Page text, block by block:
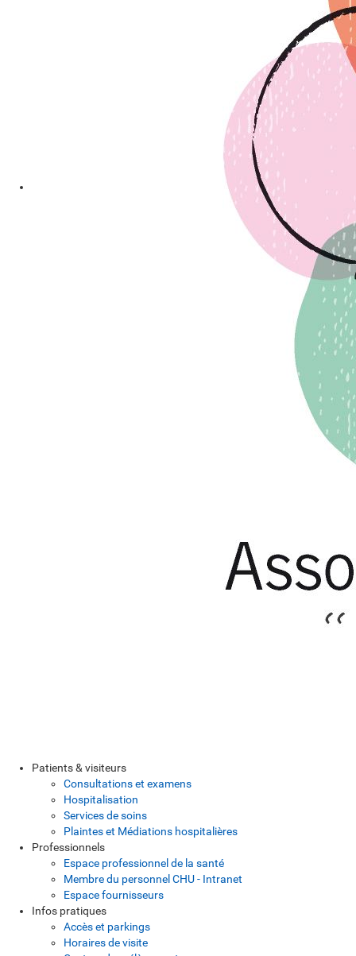
Patients & visiteurs
Consultations et examens
Hospitalisation
Services de soins
Plaintes et Médiations hospitalières
Professionnels
Espace professionnel de la santé
Membre du personnel CHU - Intranet
Espace fournisseurs
Infos pratiques
Accès et parkings
Horaires de visite